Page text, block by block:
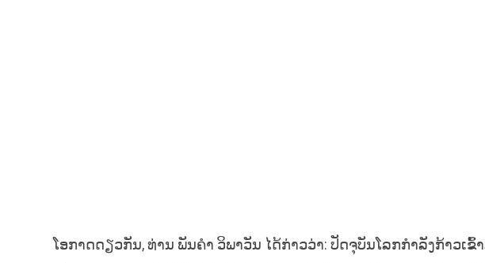
ໂອກາດດຽວກັນ, ທ່ານ ພັນຄຳ ວິພາວັນ ໄດ້ກ່າວວ່າ: ປັດຈຸບັນໂລກກໍາລັງກ້າວເ